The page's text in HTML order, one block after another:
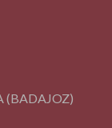
(BADAJOZ)